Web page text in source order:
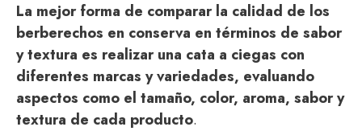
La mejor forma de comparar la calidad de los
berberechos en conserva en términos de sabor
y textura es realizar una cata a ciegas con
diferentes marcas y variedades, evaluando
aspectos como el tamaño, color, aroma, sabor y
textura de cada producto.